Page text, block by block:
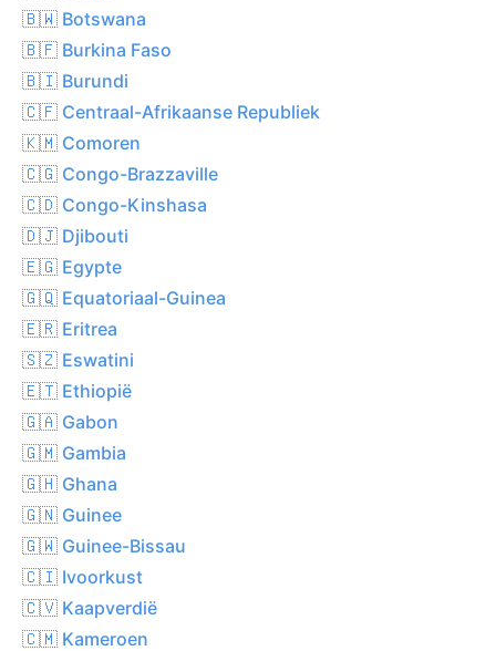
🇧🇼 Botswana
🇧🇫 Burkina Faso
🇧🇮 Burundi
🇨🇫 Centraal-Afrikaanse Republiek
🇰🇲 Comoren
🇨🇬 Congo-Brazzaville
🇨🇩 Congo-Kinshasa
🇩🇯 Djibouti
🇪🇬 Egypte
🇬🇶 Equatoriaal-Guinea
🇪🇷 Eritrea
🇸🇿 Eswatini
🇪🇹 Ethiopië
🇬🇦 Gabon
🇬🇲 Gambia
🇬🇭 Ghana
🇬🇳 Guinee
🇬🇼 Guinee-Bissau
🇨🇮 Ivoorkust
🇨🇻 Kaapverdië
🇨🇲 Kameroen